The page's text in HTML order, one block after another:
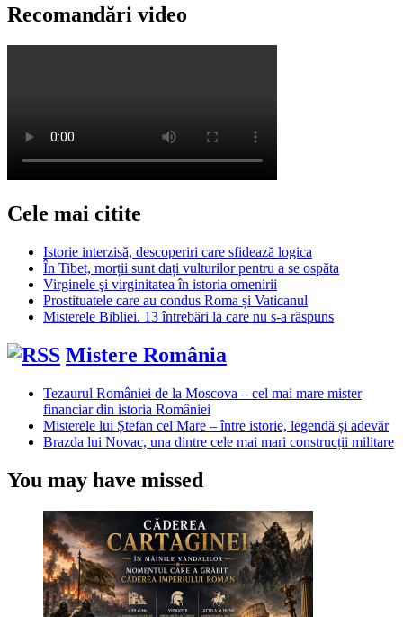
Recomandări video
Cele mai citite
Istorie interzisă, descoperiri care sfidează logica
În Tibet, morții sunt dați vulturilor pentru a se ospăta
Virginele şi virginitatea în istoria omenirii
Prostituatele care au condus Roma și Vaticanul
Misterele Bibliei. 13 întrebări la care nu s-a răspuns
Mistere România
Tezaurul României de la Moscova – cel mai mare mister
financiar din istoria României
Misterele lui Ștefan cel Mare – între istorie, legendă și adevăr
Brazda lui Novac, una dintre cele mai mari construcții militare
You may have missed